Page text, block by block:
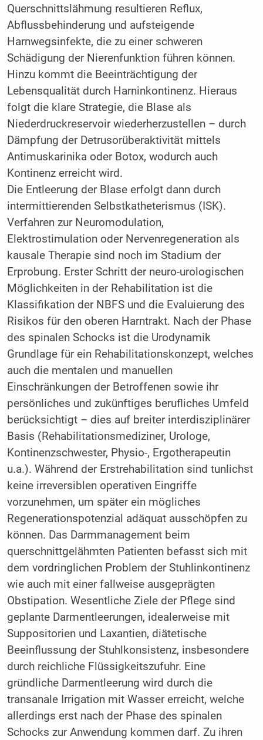
Querschnittslähmung resultieren Reflux,
Abflussbehinderung und aufsteigende
Harnwegsinfekte, die zu einer schweren
Schädigung der Nierenfunktion führen können.
Hinzu kommt die Beeinträchtigung der
Lebensqualität durch Harninkontinenz. Hieraus
folgt die klare Strategie, die Blase als
Niederdruckreservoir wiederherzustellen – durch
Dämpfung der Detrusorüberaktivität mittels
Antimuskarinika oder Botox, wodurch auch
Kontinenz erreicht wird.
Die Entleerung der Blase erfolgt dann durch
intermittierenden Selbstkatheterismus (ISK).
Verfahren zur Neuromodulation,
Elektrostimulation oder Nervenregeneration als
kausale Therapie sind noch im Stadium der
Erprobung. Erster Schritt der neuro-urologischen
Möglichkeiten in der Rehabilitation ist die
Klassifikation der NBFS und die Evaluierung des
Risikos für den oberen Harntrakt. Nach der Phase
des spinalen Schocks ist die Urodynamik
Grundlage für ein Rehabilitationskonzept, welches
auch die mentalen und manuellen
Einschränkungen der Betroffenen sowie ihr
persönliches und zukünftiges berufliches Umfeld
berücksichtigt – dies auf breiter interdisziplinärer
Basis (Rehabilitationsmediziner, Urologe,
Kontinenzschwester, Physio-, Ergotherapeutin
u.a.). Während der Erstrehabilitation sind tunlichst
keine irreversiblen operativen Eingriffe
vorzunehmen, um später ein mögliches
Regenerationspotenzial adäquat ausschöpfen zu
können. Das Darmmanagement beim
querschnittgelähmten Patienten befasst sich mit
dem vordringlichen Problem der Stuhlinkontinenz
wie auch mit einer fallweise ausgeprägten
Obstipation. Wesentliche Ziele der Pflege sind
geplante Darmentleerungen, idealerweise mit
Suppositorien und Laxantien, diätetische
Beeinflussung der Stuhlkonsistenz, insbesondere
durch reichliche Flüssigkeitszufuhr. Eine
gründliche Darmentleerung wird durch die
transanale Irrigation mit Wasser erreicht, welche
allerdings erst nach der Phase des spinalen
Schocks zur Anwendung kommen darf. Zu ihren